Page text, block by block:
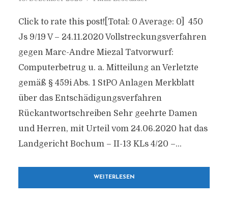
Click to rate this post![Total: 0 Average: 0] 450
Js 9/19 V – 24.11.2020 Vollstreckungsverfahren
gegen Marc-Andre Miezal Tatvorwurf:
Computerbetrug u. a. Mitteilung an Verletzte
gemäß § 459i Abs. 1 StPO Anlagen Merkblatt
über das Entschädigungsverfahren
Rückantwortschreiben Sehr geehrte Damen
und Herren, mit Urteil vom 24.06.2020 hat das
Landgericht Bochum – II-13 KLs 4/20 –...
WEITERLESEN